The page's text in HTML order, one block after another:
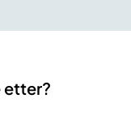
etter?